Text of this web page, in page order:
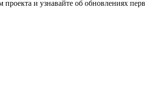
проекта и узнавайте об обновлениях